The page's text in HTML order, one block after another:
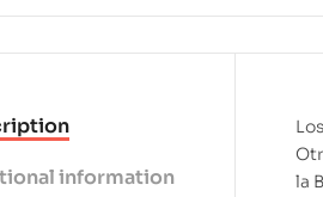
information
la